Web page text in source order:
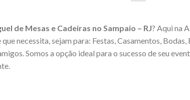
de Mesas e Cadeiras no Sampaio – RJ? Aqui na
necessita, sejam para: Festas, Casamentos,
Somos a opção ideal para o sucesso de seu